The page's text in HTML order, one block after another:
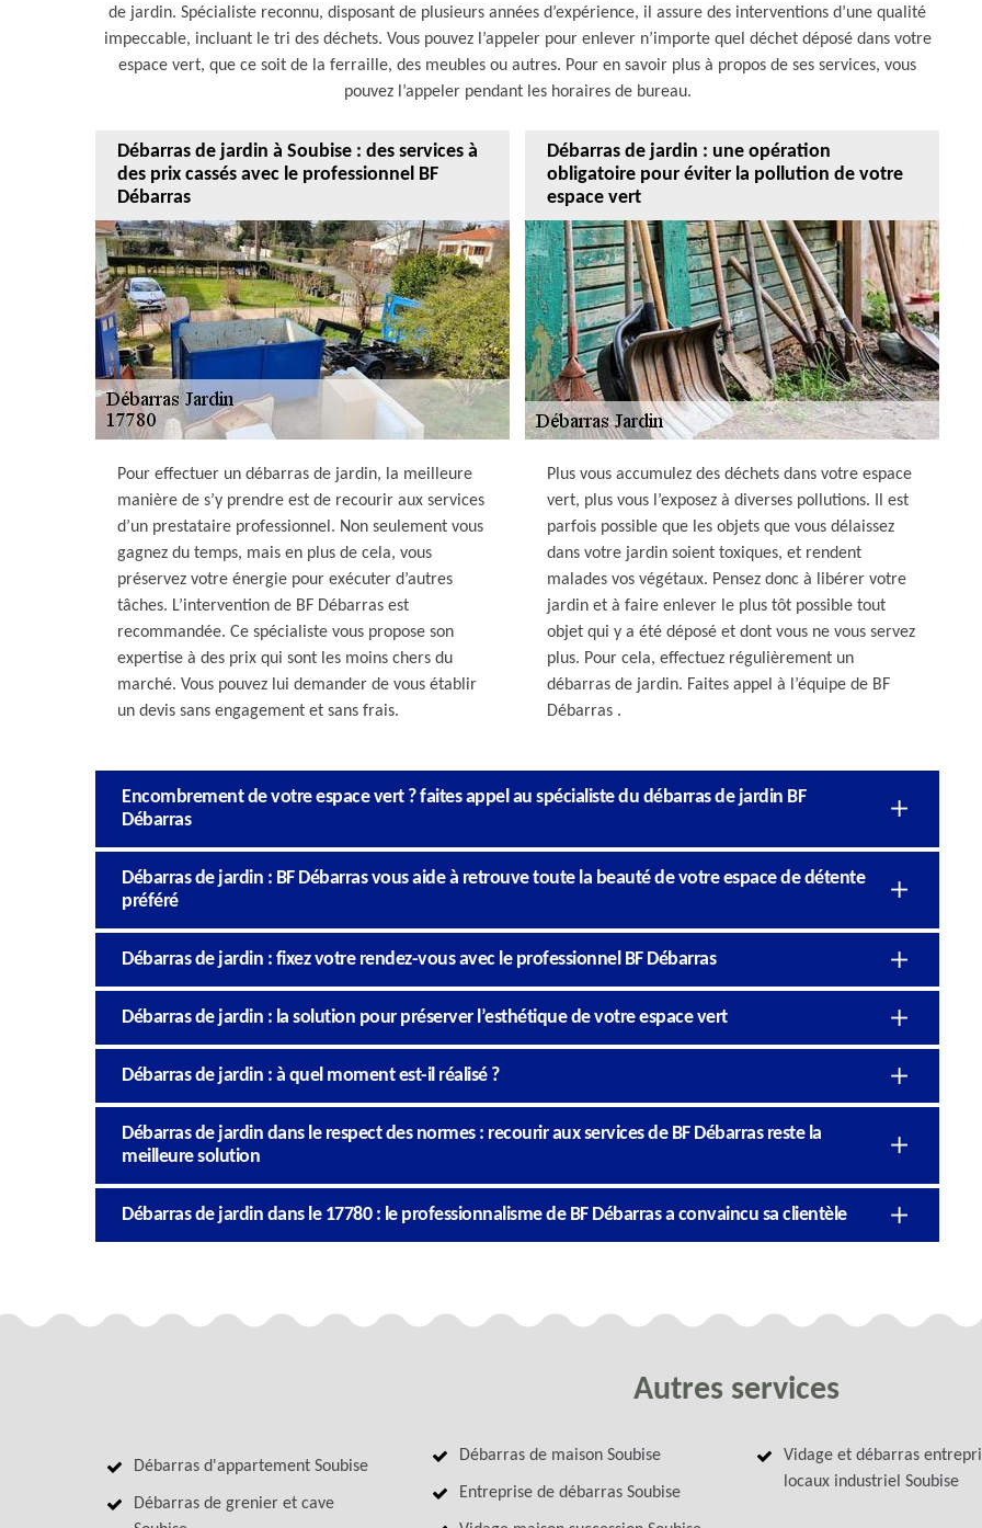
de jardin. Spécialiste reconnu, disposant de plusieurs années d’expérience, il assure des interventions d’une qualité
impeccable, incluant le tri des déchets. Vous pouvez l’appeler pour enlever n’importe quel déchet déposé dans votre
espace vert, que ce soit de la ferraille, des meubles ou autres. Pour en savoir plus à propos de ses services, vous
pouvez l’appeler pendant les horaires de bureau.
Débarras de jardin à Soubise : des services à
des prix cassés avec le professionnel BF
Débarras
Pour effectuer un débarras de jardin, la meilleure
manière de s’y prendre est de recourir aux services
d’un prestataire professionnel. Non seulement vous
gagnez du temps, mais en plus de cela, vous
préservez votre énergie pour exécuter d’autres
tâches. L’intervention de BF Débarras est
recommandée. Ce spécialiste vous propose son
expertise à des prix qui sont les moins chers du
marché. Vous pouvez lui demander de vous établir
un devis sans engagement et sans frais.
Débarras de jardin : une opération
obligatoire pour éviter la pollution de votre
espace vert
Plus vous accumulez des déchets dans votre espace
vert, plus vous l’exposez à diverses pollutions. Il est
parfois possible que les objets que vous délaissez
dans votre jardin soient toxiques, et rendent
malades vos végétaux. Pensez donc à libérer votre
jardin et à faire enlever le plus tôt possible tout
objet qui y a été déposé et dont vous ne vous servez
plus. Pour cela, effectuez régulièrement un
débarras de jardin. Faites appel à l’équipe de BF
Débarras .
Encombrement de votre espace vert ? faites appel au spécialiste du débarras de jardin BF
Débarras
Débarras de jardin : BF Débarras vous aide à retrouve toute la beauté de votre espace de détente
préféré
Débarras de jardin : fixez votre rendez-vous avec le professionnel BF Débarras
Débarras de jardin : la solution pour préserver l’esthétique de votre espace vert
Débarras de jardin : à quel moment est-il réalisé ?
Débarras de jardin dans le respect des normes : recourir aux services de BF Débarras reste la
meilleure solution
Débarras de jardin dans le 17780 : le professionnalisme de BF Débarras a convaincu sa clientèle
Autres services
Débarras d'appartement Soubise
Débarras de grenier et cave
Débarras de maison Soubise
Entreprise de débarras Soubise
Vidage et débarras
locaux industriel Soubise